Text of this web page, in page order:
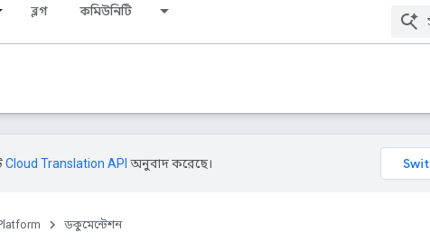
ব্লগ কমিউনিটি
Cloud Translation API অনুবাদ করেছে।
ডকুমেন্টেশন